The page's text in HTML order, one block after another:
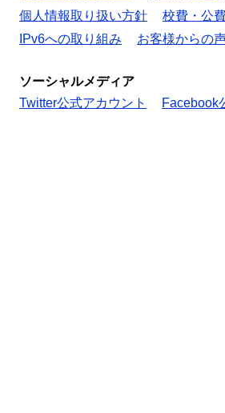
個人情報取り扱い方針
校費・公
IPv6への取り組み
お客様からの
ソーシャルメディア
Twitter公式アカウント
Facebook